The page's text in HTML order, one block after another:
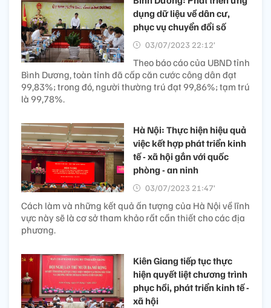
dụng dữ liệu về dân cư,
phục vụ chuyển đổi số
03/07/2023 22:12’
Theo báo cáo của UBND tỉnh
Bình Dương, toàn tỉnh đã cấp căn cước công dân đạt
99,83%; trong đó, người thường trú đạt 99,86%; tạm trú
là 99,78%.
Hà Nội: Thực hiện hiệu quả
việc kết hợp phát triển kinh
tế - xã hội gắn với quốc
phòng - an ninh
03/07/2023 21:47’
Cách làm và những kết quả ấn tượng của Hà Nội về lĩnh
vực này sẽ là cơ sở tham khảo rất cần thiết cho các địa
phương.
Kiên Giang tiếp tục thực
hiện quyết liệt chương trình
phục hồi, phát triển kinh tế -
xã hội